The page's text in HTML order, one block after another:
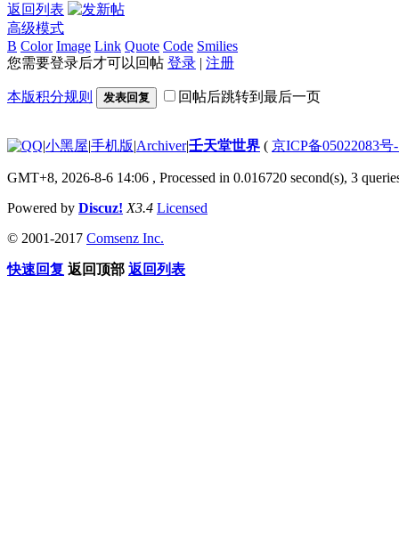
返回列表
高级模式
B Color Image Link Quote Code Smilies
您需要登录后才可以回帖 登录 | 注册
本版积分规则 发表回复 回帖后跳转到最后一页
|小黑屋|手机版|Archiver|壬天堂世界 ( 京ICP备05022083号
GMT+8, 2026-8-6 14:06 , Processed in 0.016720 second(s), 3
Powered by Discuz! X3.4 Licensed
© 2001-2017 Comsenz Inc.
快速回复 返回顶部 返回列表